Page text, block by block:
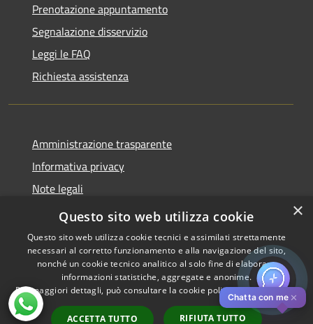
Prenotazione appuntamento
Segnalazione disservizio
Leggi le FAQ
Richiesta assistenza
Amministrazione trasparente
Informativa privacy
Note legali
Dichiarazione di accessibilità
Accessibilità
Privacy
Copyright © 2026 • Comune di
Pistoia • Powered by
Municipium• Accesso
Chatta con me ✕
×
Questo sito web utilizza cookie
Questo sito web utilizza cookie tecnici e assimilati strettamente
necessari al corretto funzionamento e alla navigazione del sito,
nonché un cookie tecnico analitico al solo fine di elaborare
informazioni statistiche, aggregate e anonime.
Per maggiori dettagli, può consultare la cookie policy al seguentelink
ACCETTA TUTTO RIFIUTA TUTTO